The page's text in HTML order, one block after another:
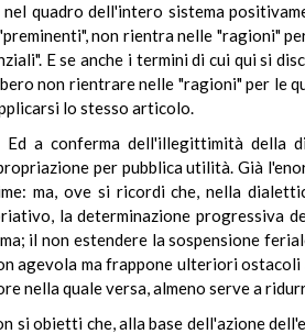
quadro dell'intero sistema
non rientra nelle "ragioni"
E se anche i termini di cui qui si
non rientrare nelle "ragioni" per le
lo stesso articolo.
a conferma dell'illegittimità della
per pubblica utilità. Già
ma, ove si ricordi che, nella
la determinazione progressiva
il non estendere la sospensione
agevola ma frappone ulteriori ostacoli
nella quale versa, almeno serve a
si obietti che, alla base dell'azione